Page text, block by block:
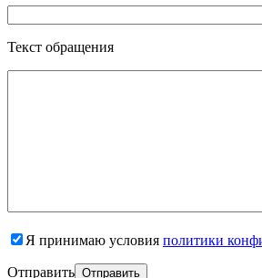
Текст обращения
Я принимаю условия политики
Отправить